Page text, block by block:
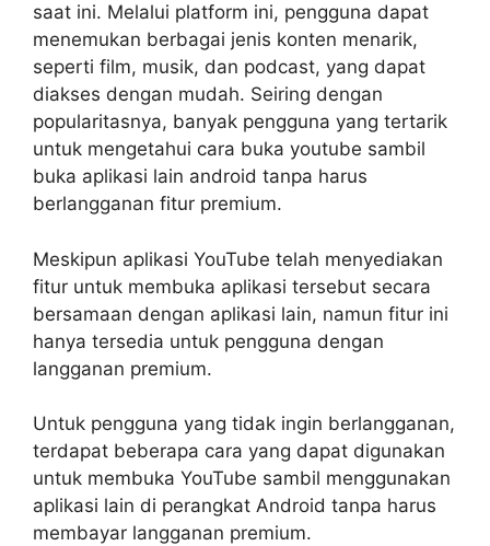
saat ini. Melalui platform ini, pengguna dapat
menemukan berbagai jenis konten menarik,
seperti film, musik, dan podcast, yang dapat
diakses dengan mudah. Seiring dengan
popularitasnya, banyak pengguna yang tertarik
untuk mengetahui cara buka youtube sambil
buka aplikasi lain android tanpa harus
berlangganan fitur premium.
Meskipun aplikasi YouTube telah menyediakan
fitur untuk membuka aplikasi tersebut secara
bersamaan dengan aplikasi lain, namun fitur ini
hanya tersedia untuk pengguna dengan
langganan premium.
Untuk pengguna yang tidak ingin berlangganan,
terdapat beberapa cara yang dapat digunakan
untuk membuka YouTube sambil menggunakan
aplikasi lain di perangkat Android tanpa harus
membayar langganan premium.